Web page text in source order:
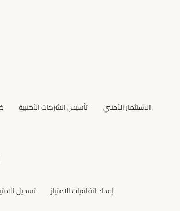
الاستثمار الأجنبي تأسيس الشركات الأجنبية
إعداد اتفاقيات الامتياز تسجيل